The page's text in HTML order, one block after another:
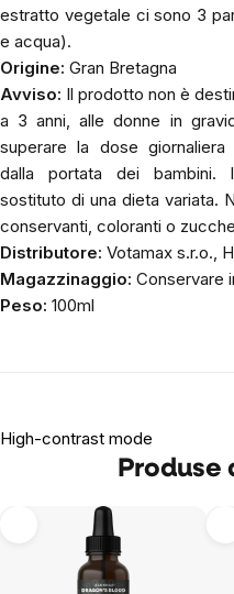
estratto vegetale ci sono 3
e acqua).
Origine: Gran Bretagna
Avviso: Il prodotto non è
a 3 anni, alle donne in
superare la dose
dalla portata dei bambini.
sostituto di una dieta variata.
conservanti, coloranti o
Distributore: Votamax s.r.o.,
Magazzinaggio: Conservare
Peso: 100ml
High-contrast mode
Produse